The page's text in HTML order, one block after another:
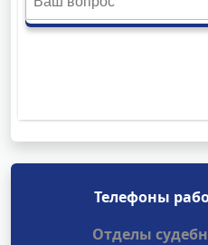
Телефоны
Отделы